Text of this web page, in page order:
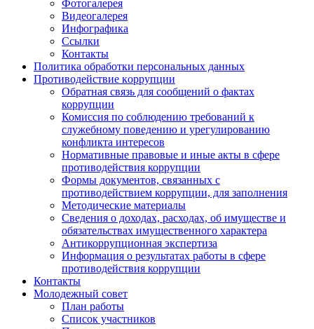
Фотогалерея
Видеогалерея
Инфографика
Ссылки
Контакты
Политика обработки персональных данных
Прoтивoдeйствие кoрpупции
Обратная связь для сообщений о фактах
коррупции
Комиссия по соблюдению требований к
служебному поведению и урегулированию
конфликта интересов
Нормативные правовые и иные акты в сфере
противодействия коррупции
Формы документов, связанных с
противодействием коррупции, для заполнения
Методические материалы
Сведения о доходах, расходах, об имуществе и
обязательствах имущественного характера
Антикоррупционная экспертиза
Информация о результатах работы в сфере
противодействия коррупции
Контакты
Молодежный совет
План работы
Список участников